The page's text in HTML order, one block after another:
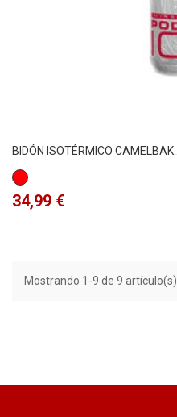
BIDÓN ISOTÉRMICO CAMELBAK...
Rojo
Precio
34,99 €
Mostrando 1-9 de 9 artículo(s)